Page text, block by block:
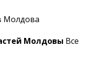
Молдова
Молдовы Все